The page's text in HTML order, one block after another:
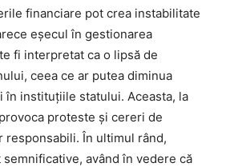
financiare pot crea instabilitate
eșecul în gestionarea
fi interpretat ca o lipsă de
ceea ce ar putea diminua
în instituțiile statului. Aceasta, la
proteste și cereri de
responsabili. În ultimul rând,
având în vedere că